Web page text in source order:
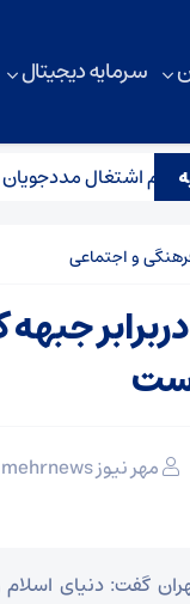
سرمایه دیجیتال
اشتغال مددجویان
و اجتماعی
جبهه
مهر نیوز mehrnews
گفت: دنیای اسلام